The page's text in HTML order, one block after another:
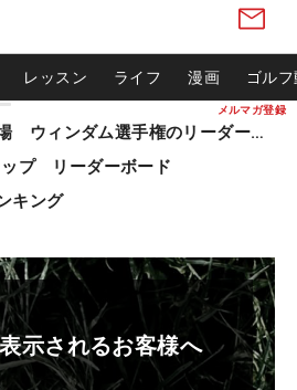
メルマガ登録
レッスン ライフ 漫画 ゴル
松山英樹ら出場 ウィンダム選手権のリーダーボード
プ リーダーボード
キング
示されるお客様へ